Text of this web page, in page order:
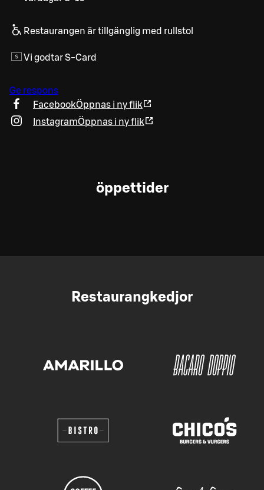
Restaurangen är tillgänglig med rullstol
Vi godtar S-Card
Ge respons
FacebookÖppnas i ny flik
InstagramÖppnas i ny flik
öppettider
Restaurangkedjor